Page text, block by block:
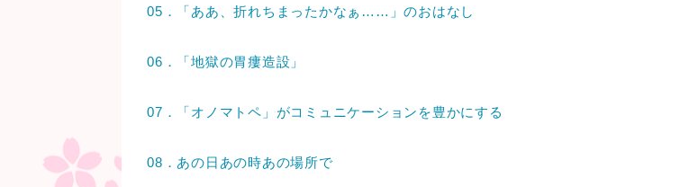
05．「ああ、折れちまったかなぁ……」のおはなし
06．「地獄の胃瘻造設」
07．「オノマトペ」がコミュニケーションを豊かにする
08．あの日あの時あの場所で